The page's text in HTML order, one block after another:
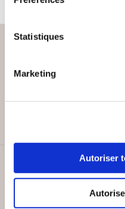
Statistiques
Marketing
Autoriser